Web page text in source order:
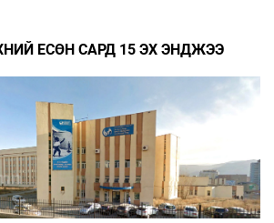
ЕСӨН САРД 15 ЭХ ЭНДЖЭЭ